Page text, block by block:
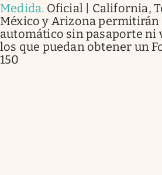
Medida. Oficial | California,
México y Arizona permitirán
automático sin pasaporte ni
los que puedan obtener un
150